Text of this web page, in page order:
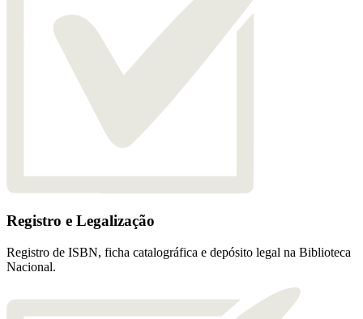
Registro e Legalização
Registro de ISBN, ficha catalográfica e depósito legal na Biblioteca
Nacional.